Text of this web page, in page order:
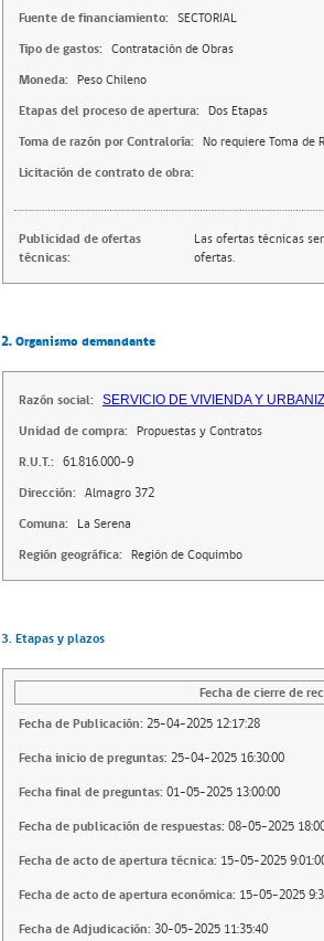
Fuente de financiamiento: SECTORIAL
Tipo de gastos: Contratación de Obras
Moneda: Peso Chileno
Etapas del proceso de apertura: Dos Etapas
Toma de razón por Contraloría: No requiere Toma de
Licitación de contrato de obra:
Publicidad de ofertas
técnicas:
Las ofertas técnicas
ofertas.
2. Organismo demandante
Razón social: SERVICIO DE VIVIENDA Y
Unidad de compra: Propuestas y Contratos
R.U.T.: 61.816.000-9
Dirección: Almagro 372
Comuna: La Serena
Región geográfica: Región de Coquimbo
3. Etapas y plazos
Fecha de cierre de
Fecha de Publicación: 25-04-2025 12:17:28
Fecha inicio de preguntas: 25-04-2025 16:30:00
Fecha final de preguntas: 01-05-2025 13:00:00
Fecha de publicación de respuestas: 08-05-2025
Fecha de acto de apertura técnica: 15-05-2025
Fecha de acto de apertura económica: 15-05-2025
Fecha de Adjudicación: 30-05-2025 11:35:40